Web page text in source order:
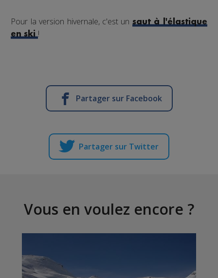
Pour la version hivernale, c'est un saut à l'élastique
en ski !
Partager sur Facebook
Partager sur Twitter
Vous en voulez encore ?